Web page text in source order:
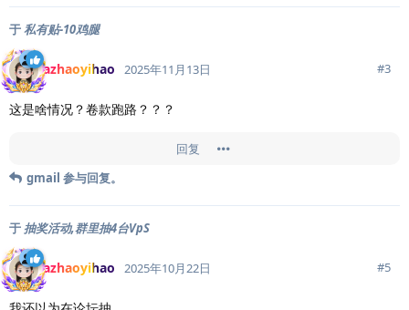
于私有贴-10鸡腿
azhaoyihao 2025年11月13日 #3
这是啥情况？卷款跑路？？？
回复
gmail 参与回复。
于 抽奖活动,群里抽4台VpS
azhaoyihao 2025年10月22日 #5